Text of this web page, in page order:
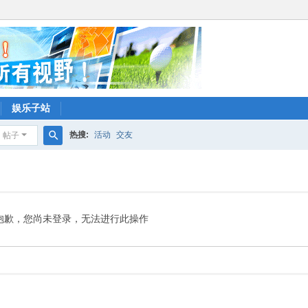
娱乐子站
帖子 热搜: 活动 交友
歉，您尚未登录，无法进行此操作